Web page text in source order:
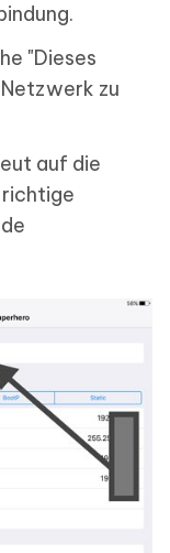
"Dieses
zu
auf die
richtige